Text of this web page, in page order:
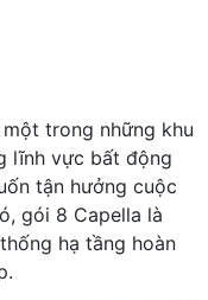
trong những khu
lĩnh vực bất động
tận hưởng cuộc
gói 8 Capella là
hạ tầng hoàn